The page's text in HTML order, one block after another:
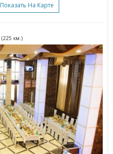
Показать На Карте
(225 км.)